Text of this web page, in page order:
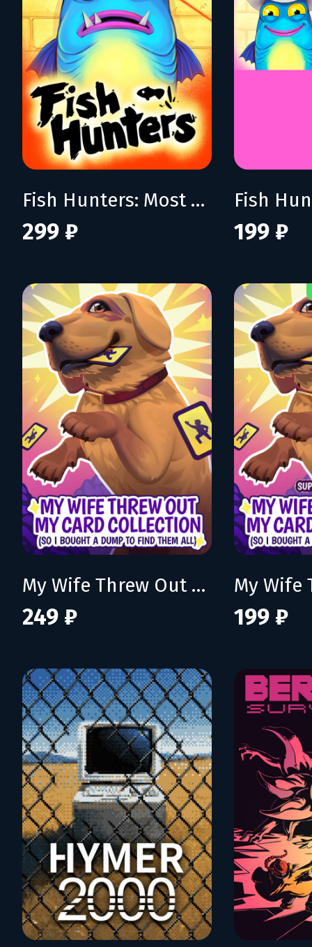
Fish Hunters: Most Lethal Fishing Simulator
299 ₽ 199 ₽
My Wife Threw Out My Card Collection (So I Bought a Dump to Find Them All)
249 ₽ 199 ₽